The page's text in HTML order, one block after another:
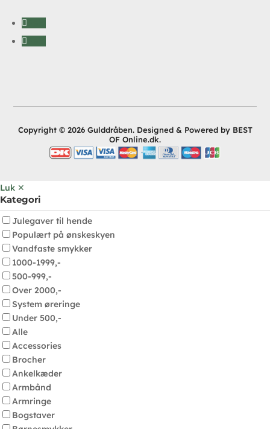
Copyright © 2026 Gulddråben. Designed & Powered by BEST
OF Online.dk.
Luk ✕
Kategori
Julegaver til hende
Populært på ønskeskyen
Vandfaste smykker
1000-1999,-
500-999,-
Over 2000,-
System øreringe
Under 500,-
Alle
Accessories
Brocher
Ankelkæder
Armbånd
Armringe
Bogstaver